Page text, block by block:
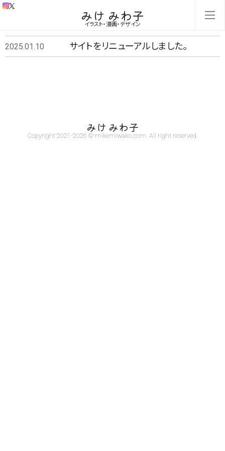
みけ みわ子
イラスト・漫画・デザイン
2025.01.10 サイトをリニューアルしました。
みけ みわ子
Copyright 2021-2026 © mikemiwako.com. All right reserved.